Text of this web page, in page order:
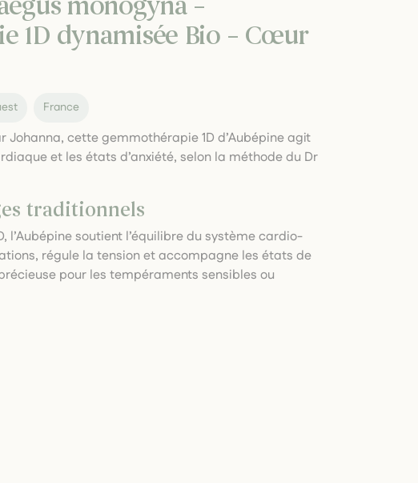
monogyna –
1D dynamisée Bio – Cœur
France
cette gemmothérapie 1D d’Aubépine agit
et les états d’anxiété, selon la méthode du Dr
traditionnels
l’Aubépine soutient l’équilibre du système cardio-
régule la tension et accompagne les états de
pour les tempéraments sensibles ou